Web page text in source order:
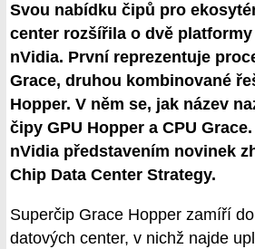
Svou nabídku čipů pro
center rozšířila o dvě
nVidia. První reprezentuje
Grace, druhou kombinované
Hopper. V něm se, jak název
čipy GPU Hopper a CPU
nVidia představením novinek
Chip Data Center Strategy.
Superčip Grace Hopper zamíří
datových center, v nichž najde